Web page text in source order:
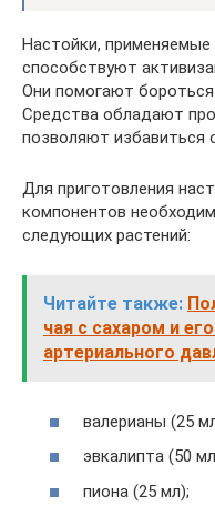
Настойки,
способствуют
Они помогают
Средства обладают
позволяют избавиться
Для приготовления
компонентов
следующих растений:
Читайте также:
чая с сахаром и
артериального
валерианы (25
эвкалипта (50
пиона (25 мл);